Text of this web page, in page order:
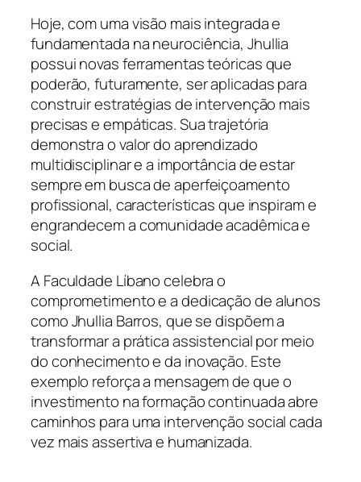
Hoje, com uma visão mais integrada e
fundamentada na neurociência, Jhullia
possui novas ferramentas teóricas que
poderão, futuramente, ser aplicadas para
construir estratégias de intervenção mais
precisas e empáticas. Sua trajetória
demonstra o valor do aprendizado
multidisciplinar e a importância de estar
sempre em busca de aperfeiçoamento
profissional, características que inspiram e
engrandecem a comunidade acadêmica e
social.
A Faculdade Líbano celebra o
comprometimento e a dedicação de alunos
como Jhullia Barros, que se dispõem a
transformar a prática assistencial por meio
do conhecimento e da inovação. Este
exemplo reforça a mensagem de que o
investimento na formação continuada abre
caminhos para uma intervenção social cada
vez mais assertiva e humanizada.